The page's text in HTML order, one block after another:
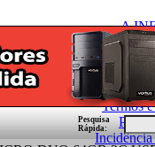
A
Condições
Politica de
Termos
Incidência
Pesquisa
Rápida: